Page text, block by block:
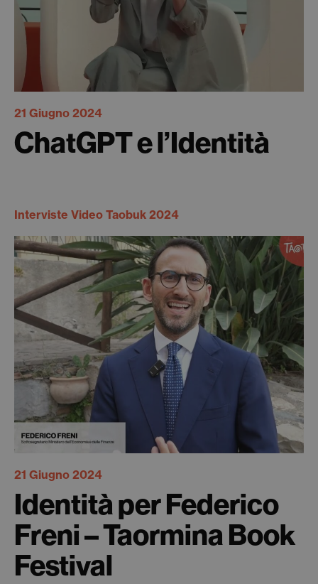
21 Giugno 2024
ChatGPT e l’Identità
Interviste Video Taobuk 2024
21 Giugno 2024
Identità per Federico
Freni – Taormina Book
Festival